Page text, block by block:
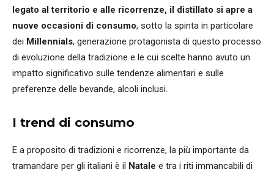
legato al territorio e alle ricorrenze, il distillato si apre a
nuove occasioni di consumo, sotto la spinta in particolare
dei Millennials, generazione protagonista di questo processo
di evoluzione della tradizione e le cui scelte hanno avuto un
impatto significativo sulle tendenze alimentari e sulle
preferenze delle bevande, alcoli inclusi.
I trend di consumo
E a proposito di tradizioni e ricorrenze, la più importante da
tramandare per gli italiani è il Natale e tra i riti immancabili di